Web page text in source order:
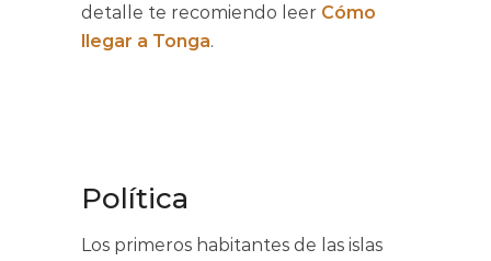
detalle te recomiendo leer Cómo
llegar a Tonga.
Política
Los primeros habitantes de las islas